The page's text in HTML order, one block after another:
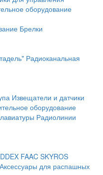
оборудование
Брелки
Радиоканальная
Извещатели и датчики
оборудование
Радиолинии
FAAC SKYROS
Аксессуары для распашных